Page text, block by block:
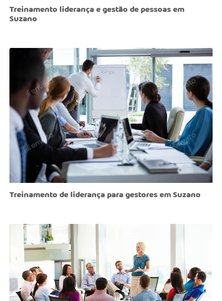
Treinamento liderança e gestão de pessoas em
Suzano
Treinamento de liderança para gestores em Suzano